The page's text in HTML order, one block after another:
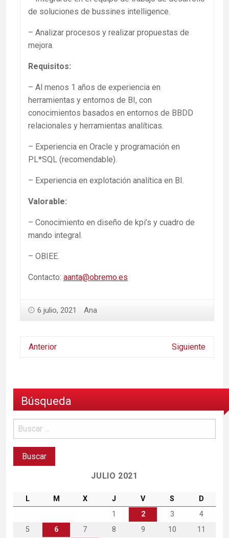
de soluciones de bussines intelligence.
– Analizar procesos y realizar propuestas de
mejora.
Requisitos:
– Al menos 1 años de experiencia en
herramientas y entornos de BI, con
conocimientos basados en entornos de BBDD
relacionales y herramientas analíticas.
– Experiencia en Oracle y programación en
PL*SQL (recomendable).
– Experiencia en explotación analítica en BI.
Valorable:
– Conocimiento en diseño de kpi’s y cuadro de
mando integral.
– OBIEE.
Contacto: aanta@obremo.es
6 julio, 2021 Ana
Anterior Siguiente
Búsqueda
JULIO 2021
L M X J V S
D
1
2 3
4
5
6 7 8 9 10
11